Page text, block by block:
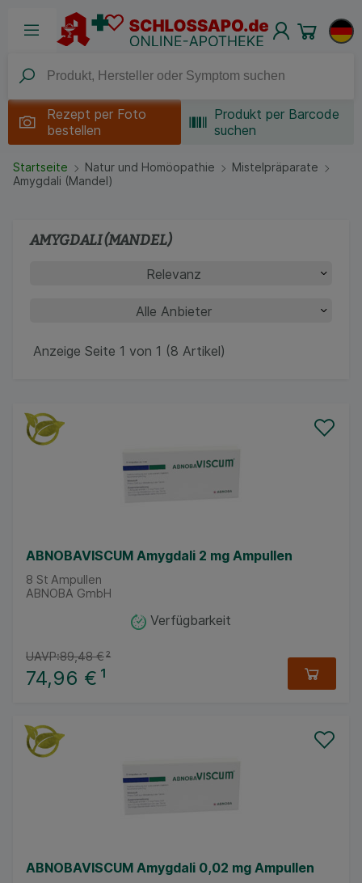
Rezept per Foto
bestellen
Produkt per Barcode
suchen
Startseite Natur und Homöopathie
Mistelpräparate
Amygdali (Mandel)
AMYGDALI (MANDEL)
Anzeige Seite 1 von 1 (8 Artikel)
ABNOBAVISCUM Amygdali 2 mg Ampullen
ABNOBA GmbH
8 St Ampullen
Verfügbarkeit
74,96 € ¹
UAVP:89,48 €²
ABNOBAVISCUM Amygdali 0,02 mg Ampullen